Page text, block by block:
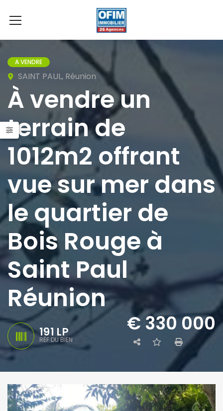
A VENDRE
SAINT PAUL, Réunion
À vendre un
terrain de
1012m2 offrant
vue sur mer dans
le quartier de
Bois Rouge à
Saint Paul
Réunion
191 LP
RÉF DU BIEN
€ 330 000